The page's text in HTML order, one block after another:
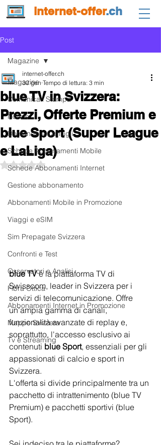
internet-offer.ch
Post
Magazine
Comunicati Stampa
Notizie
Domande e Consigli
Schede Abbonamenti Mobile
Schede Abbonamenti Internet
Gestione abbonamento
Abbonamenti Mobile in Promozione
Viaggi e eSIM
Sim Prepagate Svizzera
Confronti e Test
Osservatori e Analisi
Fibra Ottica
Abbonamenti Internet in Promozione
Mappe Svizzera
Tv e Streaming
Magazine
blue TV in Svizzera:
Prezzi, Offerte Premium e
blue Sport (Super League
e LaLiga)
internet-offer.ch
30 gen Tempo di lettura: 3 min
Valutazione NaN stelle su 5.
blue TV è la piattaforma TV di
Swisscom, leader in Svizzera per i
servizi di telecomunicazione. Offre
un'ampia gamma di canali,
funzionalità avanzate di replay e,
soprattutto, l'accesso esclusivo ai
contenuti blue Sport, essenziali per gli
appassionati di calcio e sport in
Svizzera.
L'offerta si divide principalmente tra un
pacchetto di intrattenimento (blue TV
Premium) e pacchetti sportivi (blue
Sport).